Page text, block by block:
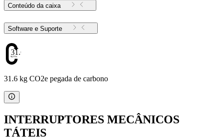
Conteúdo da caixa
Software e Suporte
31.6
31.6 kg CO2e pegada de carbono
INTERRUPTORES MECÂNICOS
TÁTEIS